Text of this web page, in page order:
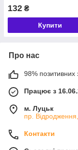
132 ₴
Купити
Про нас
98% позитивних
Працює з
м. Луцьк
пр.
Контакти